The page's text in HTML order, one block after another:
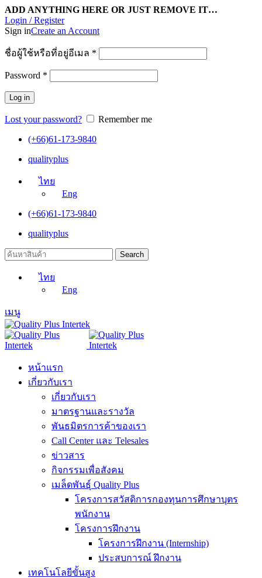
ADD ANYTHING HERE OR JUST REMOVE IT…
Login / Register
Sign inCreate an Account
ชื่อผู้ใช้หรือที่อยู่อีเมล *
Password *
Log in
Lost your password?
Remember me
(+66)61-173-9840
qualityplus
ไทย
Eng
(+66)61-173-9840
qualityplus
Search
ไทย
Eng
เมนู
หน้าแรก
เกี่ยวกับเรา
เกี่ยวกับเรา
มาตรฐานและรางวัล
พันธมิตรการค้าของเรา
Call Center และ Telesales
ข่าวสาร
กิจกรรมเพื่อสังคม
เมล็ดพันธุ์ Quality Plus
โครงการสวัสดิการกองทุนการศึกษาบุตร
พนักงาน
โครงการฝึกงาน
โครงการฝึกงาน (Internship)
ประสบการณ์ ฝึกงาน
เทคโนโลยีขั้นสูง